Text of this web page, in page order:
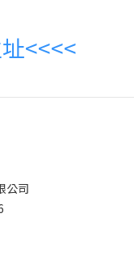
<<<<
公司